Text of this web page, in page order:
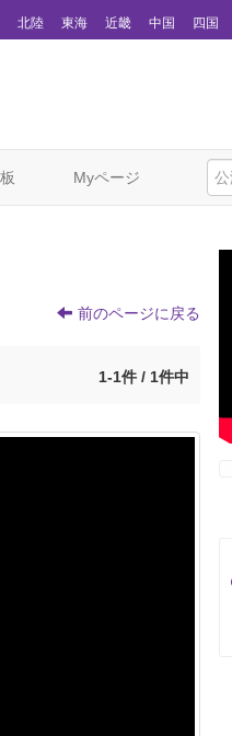
北陸 東海 近畿 中国 四国
Myページ
前のページに戻る
1-1件 / 1件中